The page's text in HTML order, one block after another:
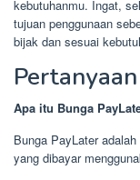
kebutuhanmu. Ingat,
tujuan penggunaan
bijak dan sesuai
Apa itu Bunga
Bunga PayLater
yang dibayar